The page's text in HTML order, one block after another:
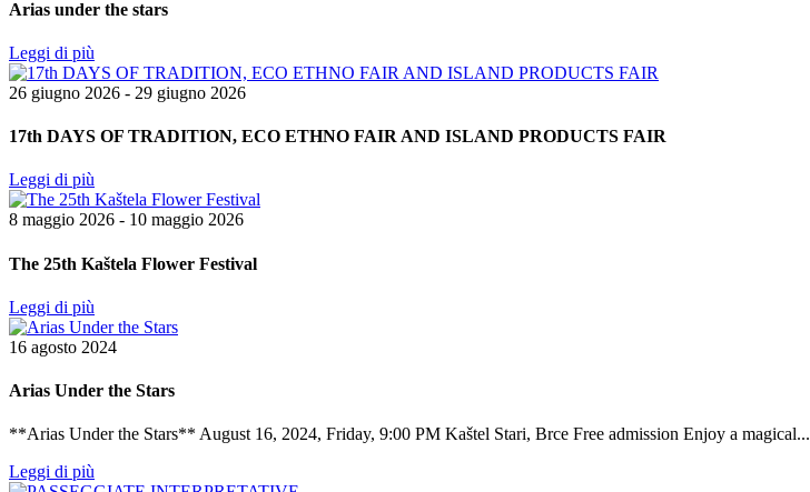
Arias under the stars
Leggi di più
26 giugno 2026 - 29 giugno 2026
17th DAYS OF TRADITION, ECO ETHNO FAIR AND ISLAND PRODUCTS FAIR
Leggi di più
8 maggio 2026 - 10 maggio 2026
The 25th Kaštela Flower Festival
Leggi di più
16 agosto 2024
Arias Under the Stars
**Arias Under the Stars** August 16, 2024, Friday, 9:00 PM Kaštel Stari, Brce Free admission Enjoy a magical...
Leggi di più